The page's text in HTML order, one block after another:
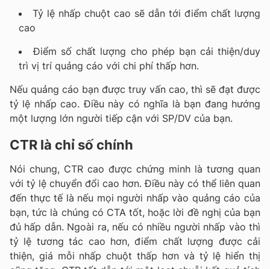
Tỷ lệ nhấp chuột cao sẽ dẫn tới điểm chất lượng
cao
Điểm số chất lượng cho phép bạn cải thiện/duy
trì vị trí quảng cáo với chi phí thấp hơn.
Nếu quảng cáo bạn được truy vấn cao, thì sẽ đạt được
tỷ lệ nhấp cao. Điều này có nghĩa là bạn đang hướng
một lượng lớn người tiếp cận với SP/DV của bạn.
CTR là chỉ số chính
Nói chung, CTR cao được chứng minh là tương quan
với tỷ lệ chuyển đổi cao hơn. Điều này có thể liên quan
đến thực tế là nếu mọi người nhấp vào quảng cáo của
bạn, tức là chúng có CTA tốt, hoặc lời đề nghị của bạn
đủ hấp dẫn. Ngoài ra, nếu có nhiều người nhấp vào thì
tỷ lệ tương tác cao hơn, điểm chất lượng được cải
thiện, giá mỗi nhấp chuột thấp hơn và tỷ lệ hiển thị